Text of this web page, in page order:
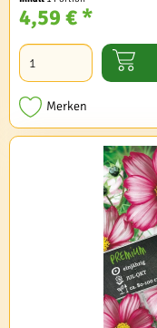
4,59 € *
Merken